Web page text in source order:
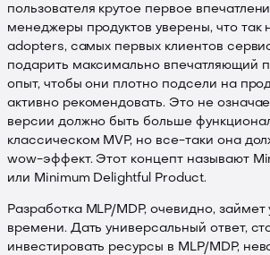
пользователя крутое первое
менеджеры продуктов уверены, что так
adoptеrs, самых первых клиентов
подарить максимально впечатляющий
опыт, чтобы они плотно подсели на
активно рекомендовать. Это не
версии должно быть больше
классическом MVP, но все-таки она
wow-эффект. Этот концепт называют
или Minimum Delightful Product.
Разработка MLP/MDP, очевидно,
времени. Дать универсальный ответ,
инвестировать ресурсы в MLP/MDP,